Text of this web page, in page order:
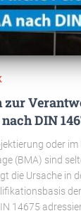
zur
DIN
oder im
(BMA) sind
die Ursache in
14675